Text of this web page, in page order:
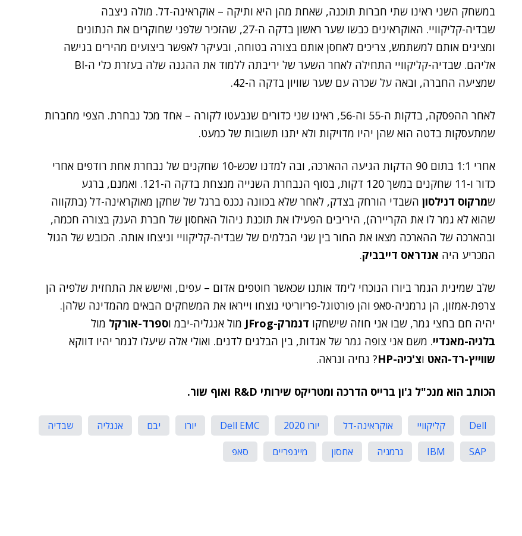
במשחק השני ראינו שתי חברות תוכנה, שאחת מהן היא ותיקה – אוקראינה-דל. מולה ניצבה
שבדיה-קליקוויי. האוקראינים כבשו שער ראשון בדקה ה-27, שהזכיר שלפני שחוקרים את הנתונים
ומציגים אותם למשתמש, צריכים לאחסן אותם בצורה בטוחה, ובעיקר לאפשר ביצועים מהירים בגישה
אליהם. שבדיה-קליקוויי התחילה לאחר השער של יריבתה ללמוד את ההגנה שלה בעזרת כלי ה-BI
שמציעה החברה, ובאה על שכרה עם שער שוויון בדקה ה-42.
לאחר ההפסקה, בדקות ה-55 וה-56, ראינו שני כדורים שנבעטו לקורה – אחד מכל נבחרת. הצפי מחברות
שמתעסקות בדטה הוא שהן יהיו מדויקות ולא יתנו תשובות של כמעט.
אחרי 1:1 בתום 90 הדקות הגיעה ההארכה, ובה למדנו שכש-10 שחקנים של נבחרת אחת רודפים אחרי
כדור ו-11 שחקנים במשך 120 דקות, בסוף הנבחרת השנייה מנצחת בדקה ה-121. ואמנם, ברגע
שמרקוס דנילסון השבדי הורחק בצדק, לאחר שלא בכוונה נכנס ברגל של שחקן מאוקראינה-דל (בתקווה
שהוא לא גמר לו את הקריירה), היריבים הפעילו את תוכנת ניהול האחסון של חברת הענק בצורה חכמה,
ובהארכה של ההארכה מצאו את החור בין שני הבלמים של שבדיה-קליקוויי וניצחו אותה. הכובש של הגול
המכריע היה אנדראס דייבביק.
שלב שמינית הגמר ביורו הנוכחי לימד אותנו שכאשר חוטפים אדום – עפים, ואישש את התחזית שלפיה הן
צרפת-אמזון, הן גרמניה-סאפ והן פורטוגל-פריוריטי נוצחו וייראו את המשחקים הבאים מהמדינה שלהן.
יהיה חם בחצי גמר, שבו אני חוזה שישחקו דנמרק-JFrog מול אנגליה-יבמ וספרד-אורקל מול
בלגיה-מאנדיי. משם אני צופה גמר של אגדות, בין הבלגים לדנים. ואולי אלה שיעלו לגמר יהיו דווקא
שווייץ-רד-האט וצ'כיה-HP ? נחיה ונראה.
הכותב הוא מנכ"ל ג'ון ברייס הדרכה ומטריקס שירותי R&D ואוף שור.
Dell קליקוויי אוקראינה-דל יורו 2020 Dell EMC יורו יבם אנגליה
שבדיה
SAP
IBM גרמניה אחסון מיינפריים סאפ